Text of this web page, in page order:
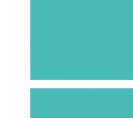
Việc lưu trữ dữ liệu nhạy
mây đặt ra thách thức về